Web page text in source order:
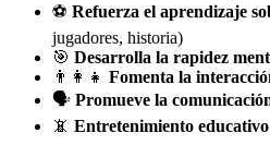
⚽ Refuerza el aprendizaje
jugadores, historia)
🎯 Desarrolla la rapidez
👨‍👩‍👧 Fomenta la
🗣️ Promueve la
📵 Entretenimiento